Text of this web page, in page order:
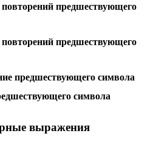
повторений предшествующего
повторений предшествующего
предшествующего символа
символа
выражения